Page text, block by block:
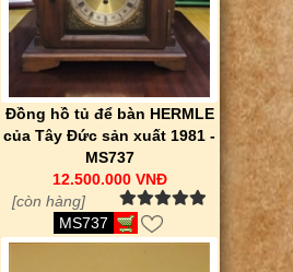
Đồng hồ tủ để bàn HERMLE
của Tây Đức sản xuất 1981 -
MS737
12.500.000 VNĐ
[còn hàng]
MS737